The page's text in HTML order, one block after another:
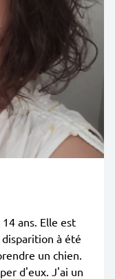
ans. Elle est
à été
un chien.
d'eux. J'ai un